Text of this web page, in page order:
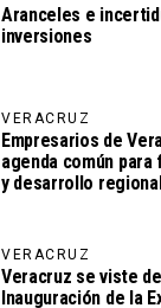
Aranceles e
inversiones
VERACRUZ
Empresarios de
agenda común
y desarrollo regional
VERACRUZ
Veracruz se viste
Inauguración de la